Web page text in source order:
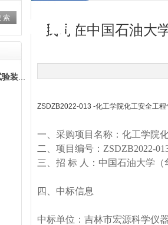
化学危险品物理灾害试验装置
我司在中国石油大
ZSDZB2022-013 -化工学院化工安全工
一、采购项目名称：化工学院
二、项目编号：ZSDZB2022-
三、招 标 人：中国石油大学（
四、中标信息
中标单位：吉林市宏源科学仪
, 0 . 0 0